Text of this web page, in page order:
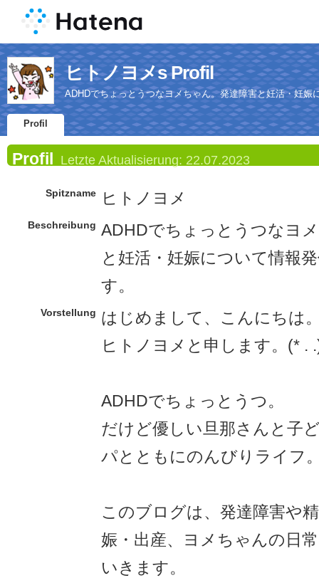
ヒトノヨメs Profil
ADHDでちょっとうつなヨメちゃん。発達障害と妊活・妊娠
Profil
Profil Letzte Aktualisierung: 22.07.2023
Spitzname ヒトノヨメ
Beschreibung ADHDでちょっとうつなヨ
と妊活・妊娠について情報
す。
Vorstellung はじめまして、こんにちは
ヒトノヨメと申します。(* .
ADHDでちょっとうつ。
だけど優しい旦那さんと子
パとともにのんびりライフ
このブログは、発達障害や
娠・出産、ヨメちゃんの日
いきます。